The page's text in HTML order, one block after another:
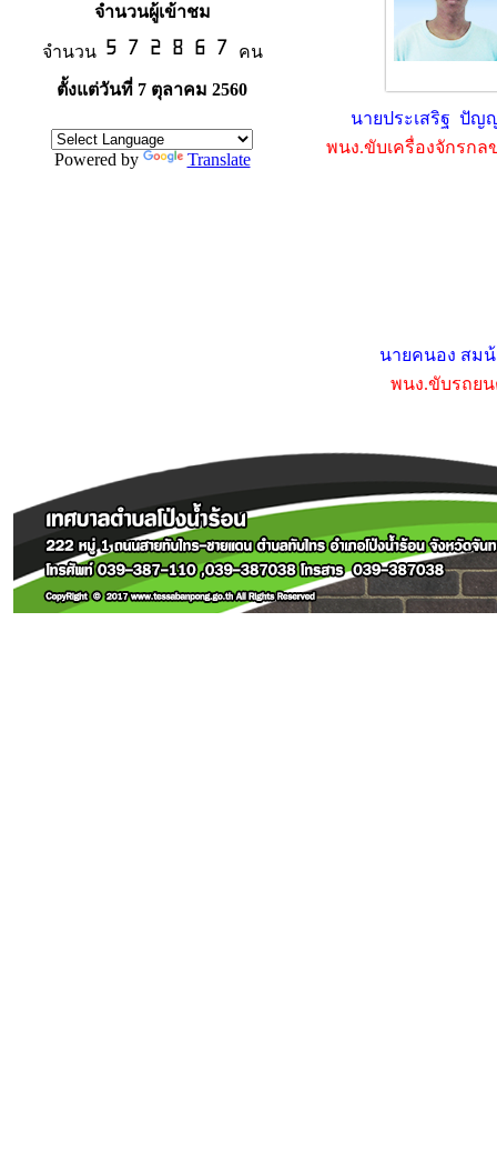
จำนวนผู้เข้าชม
จำนวน
คน
ตั้งแต่วันที่ 7 ตุลาคม 2560
Powered by Translate
นายประเสริฐ ปัญ
พนง.ขับเครื่องจักรก
นายคนอง สม
พนง.ขับรถย